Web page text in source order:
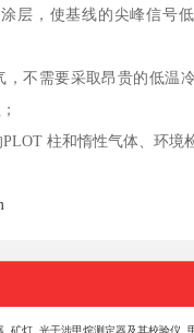
层，使基线的尖峰信号
不需要采取昂贵的低温
柱和惰性气体、环境
矿灯 光干涉甲烷测定器及其校验仪